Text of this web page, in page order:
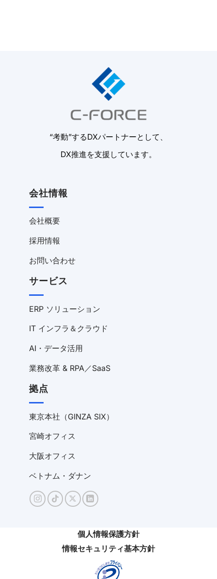
“考動”するDXパートナーとして、
DX推進を支援しています。
会社情報
会社概要
採用情報
お問い合わせ
サービス
ERP ソリューション
IT インフラ＆クラウド
AI・データ活用
業務改革 & RPA／SaaS
拠点
東京本社（GINZA SIX）
宮崎オフィス
大阪オフィス
ベトナム・ダナン
個人情報保護方針
情報セキュリティ基本方針